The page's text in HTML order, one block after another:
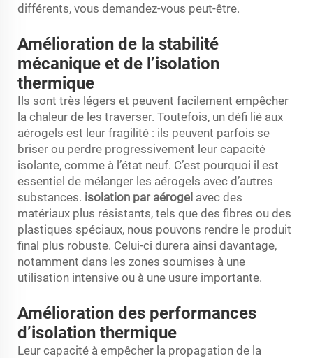
différents, vous demandez-vous peut-être.
Amélioration de la stabilité
mécanique et de l’isolation
thermique
Ils sont très légers et peuvent facilement empêcher
la chaleur de les traverser. Toutefois, un défi lié aux
aérogels est leur fragilité : ils peuvent parfois se
briser ou perdre progressivement leur capacité
isolante, comme à l’état neuf. C’est pourquoi il est
essentiel de mélanger les aérogels avec d’autres
substances. isolation par aérogel avec des
matériaux plus résistants, tels que des fibres ou des
plastiques spéciaux, nous pouvons rendre le produit
final plus robuste. Celui-ci durera ainsi davantage,
notamment dans les zones soumises à une
utilisation intensive ou à une usure importante.
Amélioration des performances
d’isolation thermique
Leur capacité à empêcher la propagation de la